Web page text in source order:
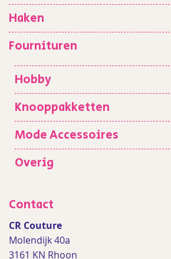
Haken
Fournituren
Hobby
Knooppakketten
Mode Accessoires
Overig
Contact
CR Couture
Molendijk 40a
3161 KN Rhoon